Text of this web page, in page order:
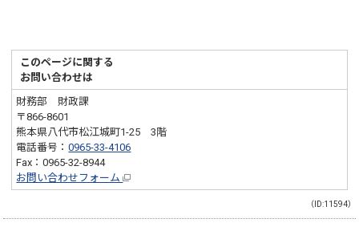
このページに関する
お問い合わせは
財務部 財政課
〒866-8601
熊本県八代市松江城町1-25 3階
電話番号：0965-33-4106
Fax：0965-32-8944
お問い合わせフォーム
（ID:11594）